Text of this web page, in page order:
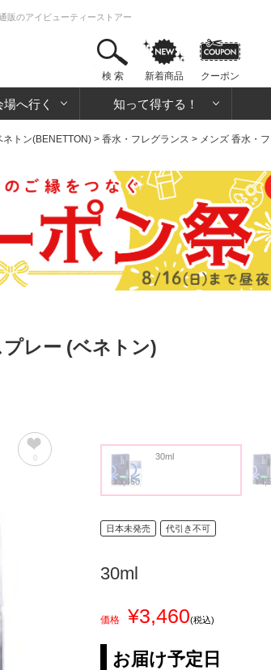
販のアイビューティーストアー
検 索 新着商品 クーポン
へ行く 知って得する！
ネトン(BENETTON) > 香水・フレグランス > メンズ 香水・
レー (ベネトン)
0
¥3,460
30ml
日本未発売 代引き不可
30ml
価格 ¥3,460(税込)
お届け予定日